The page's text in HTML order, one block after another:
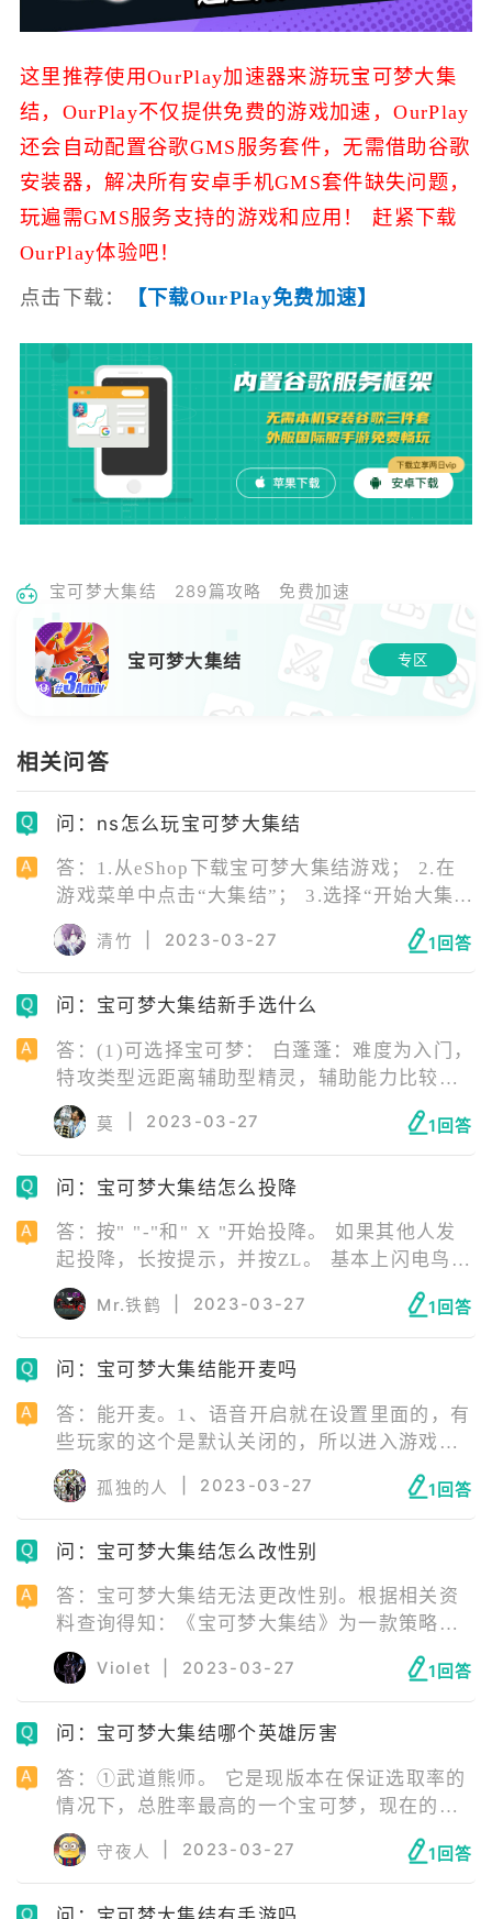
这里推荐使用OurPlay加速器来游玩宝可梦大集
结， OurPlay不仅提供免费的游戏加速，OurPlay
还会自动配置谷歌GMS服务套件，无需借助谷歌
安装器，解决所有安卓手机GMS套件缺失问题，
玩遍需GMS服务支持的游戏和应用！ 赶紧下载
OurPlay体验吧！
点击下载： 【下载OurPlay免费加速】
宝可梦大集结 289篇攻略 免费加速
宝可梦大集结 专区
相关问答
问：ns怎么玩宝可梦大集结
答：1.从eShop下载宝可梦大集结游戏； 2.在
游戏菜单中点击“大集结”； 3.选择“开始大集
结”，然后根据提示连接Nintendo Switch
Online； 4.在“大集结”页面中，点击“参加大集
结”； 5.选择要参与的活动，然后按照提示完成
单人或多人游戏； 6.完成游戏后，可以在大集
清竹 2023-03-27 1回答
问：宝可梦大集结新手选什么
答：(1)可选择宝可梦： 白蓬蓬：难度为入门，
特攻类型远距离辅助型精灵，辅助能力比较突
出。 卡比兽：难度为入门，攻击类型近距离防
御型精灵，抗打能力比较突出。 喷火龙：难度
为入门，攻击类型近距离平衡型精灵，战斗能
力比较突出。
莫 2023-03-27 1回答
问：宝可梦大集结怎么投降
答：按" "-"和" X "开始投降。 如果其他人发
起投降，长按提示，并按ZL。 基本上闪电鸟被
抢之类的，能省下一分钟或者几十秒的折磨。
《宝可梦大集结》是天美工作室群开发的团队
策略对战游戏，为《宝可梦》系列第八世代的
旁支游戏，于2020年6月24日举行的“宝可梦发
Nintendo Switch平台上发布，同年9月22日在
iOS、Android上发布。
Mr.铁鹤 2023-03-27 1回答
问：宝可梦大集结能开麦吗
答：能开麦。1、语音开启就在设置里面的，有
些玩家的这个是默认关闭的，所以进入游戏时
不能语音，这个时候需要自己去开启先。 2、
进入游戏以后点开设置界面，找到语音功能，
选择开启就好了，有几种选择，自己看下怎么
合适就好了。 3、要进入比赛以后再去设置里
话只要点开设置就能看到了，非常的方便。
孤独的人 2023-03-27 1回答
问：宝可梦大集结怎么改性别
答：宝可梦大集结无法更改性别。根据相关资
料查询得知：《宝可梦大集结》为一款策略对
战游戏，《宝可梦大集结》在玩家首次注册登
录账号时选择玩家性别，《宝可梦大集结》一
经选择无法更改账号性别。
Violet 2023-03-27 1回答
问：宝可梦大集结哪个英雄厉害
答：①武道熊师。 它是现版本在保证选取率的
情况下，总胜率最高的一个宝可梦，现在的主
流打法就是带暗冥强击和地狱突刺的一击流打
法，这两个技能都拥有强化普攻的效果，并且
前者还有针对残血的斩杀，后者则具有突进效
守夜人 2023-03-27 1回答